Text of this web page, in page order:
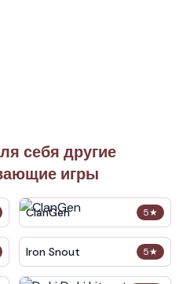
себя другие
игры
5★
ClanGen
5★
Iron Snout